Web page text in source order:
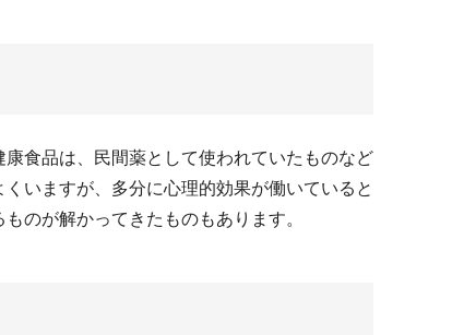
食品は、民間薬として使われていたものなど
いますが、多分に心理的効果が働いていると
のが解かってきたものもあります。